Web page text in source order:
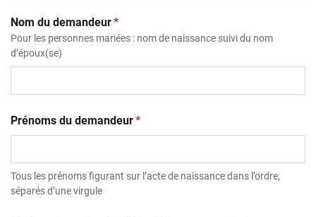
Nom du demandeur(obligatoire)
*
Pour les personnes mariées : nom de naissance suivi du nom
d’époux(se)
Prénoms du demandeur(obligatoire)
*
Tous les prénoms figurant sur l’acte de naissance dans l’ordre,
séparés d’une virgule